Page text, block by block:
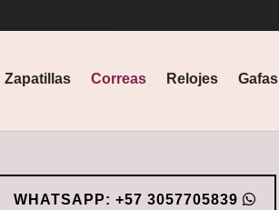
Zapatillas Correas Relojes Gafas
WHATSAPP: +57 3057705839